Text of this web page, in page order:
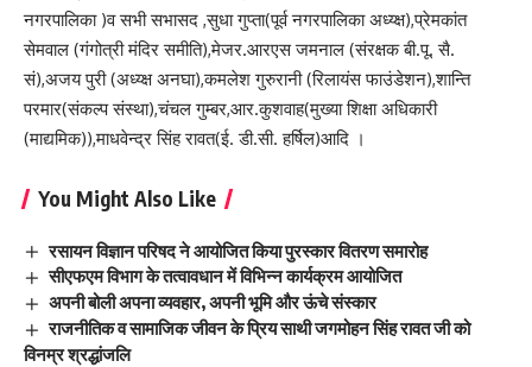
नगरपालिका )व सभी सभासद ,सुधा गुप्ता(पूर्व नगरपालिका अध्य्क्ष),प्रेमकांत
सेमवाल (गंगोत्री मंदिर समीति),मेजर.आरएस जमनाल (संरक्षक बी.पू. सै.
सं),अजय पुरी (अध्य्क्ष अनघा),कमलेश गुरुरानी (रिलायंस फाउंडेशन),शान्ति
परमार(संकल्प संस्था),चंचल गुम्बर,आर.कुशवाह(मुख्या शिक्षा अधिकारी
(माद्यमिक)),माधवेन्द्र सिंह रावत(ई. डी.सी. हर्षिल)आदि ।
You Might Also Like
रसायन विज्ञान परिषद ने आयोजित किया पुरस्कार वितरण समारोह
सीएफएम विभाग के तत्वावधान में विभिन्न कार्यक्रम आयोजित
अपनी बोली अपना व्यवहार, अपनी भूमि और ऊंचे संस्कार
राजनीतिक व सामाजिक जीवन के प्रिय साथी जगमोहन सिंह रावत जी को
विनम्र श्रद्धांजलि